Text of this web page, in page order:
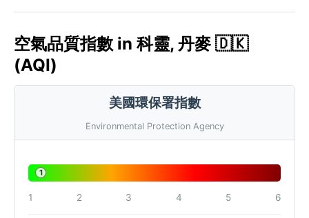
空氣品質指數 in 科靈, 丹麥 🇩🇰
(AQI)
美國環保署指數
Environmental Protection Agency
1
1 2 3 4 5 6